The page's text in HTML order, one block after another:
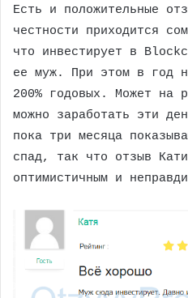
Есть и положительные
честности приходится
что инвестирует в
ее муж. При этом в год
200% годовых. Может на
можно заработать эти
пока три месяца
спад, так что отзыв
оптимистичным и